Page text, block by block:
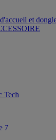
et
Tech
7